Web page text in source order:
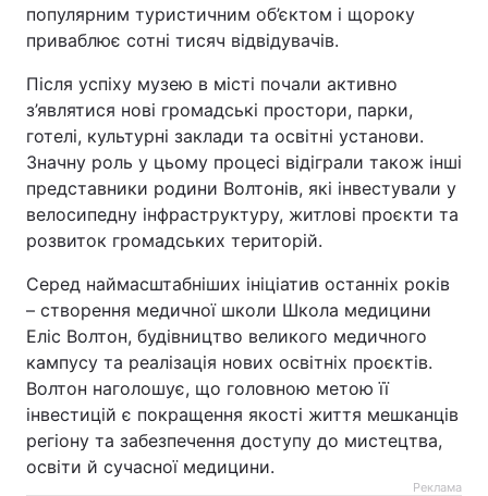
популярним туристичним об’єктом і щороку
приваблює сотні тисяч відвідувачів.
Після успіху музею в місті почали активно
з’являтися нові громадські простори, парки,
готелі, культурні заклади та освітні установи.
Значну роль у цьому процесі відіграли також інші
представники родини Волтонів, які інвестували у
велосипедну інфраструктуру, житлові проєкти та
розвиток громадських територій.
Серед наймасштабніших ініціатив останніх років
– створення медичної школи Школа медицини
Еліс Волтон, будівництво великого медичного
кампусу та реалізація нових освітніх проєктів.
Волтон наголошує, що головною метою її
інвестицій є покращення якості життя мешканців
регіону та забезпечення доступу до мистецтва,
освіти й сучасної медицини.
Реклама